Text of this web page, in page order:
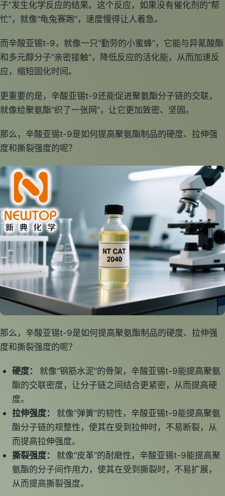
子”发生化学反应的结果。这个反应，如果没有催化剂的“帮
忙”，就像“龟兔赛跑”，速度慢得让人着急。
而辛酸亚锡t-9，就像一只“勤劳的小蜜蜂”，它能与异氰酸酯
和多元醇分子“亲密接触”，降低反应的活化能，从而加速反
应，缩短固化时间。
更重要的是，辛酸亚锡t-9还能促进聚氨酯分子链的交联，
就像给聚氨酯“织了一张网”，让它更加致密、坚固。
那么，辛酸亚锡t-9是如何提高聚氨酯制品的硬度、拉伸强
度和撕裂强度的呢？
那么，辛酸亚锡t-9是如何提高聚氨酯制品的硬度、拉伸强
度和撕裂强度的呢？
硬度：
就像“钢筋水泥”的骨架，辛酸亚锡t-9能提高聚氨
酯的交联密度，让分子链之间结合更紧密，从而提高硬
度。
拉伸强度：
就像“弹簧”的韧性，辛酸亚锡t-9能提高聚氨
酯分子链的规整性，使其在受到拉伸时，不易断裂，从
而提高拉伸强度。
撕裂强度：
就像“皮革”的耐磨性，辛酸亚锡t-9能提高聚
氨酯的分子间作用力，使其在受到撕裂时，不易扩展，
从而提高撕裂强度。